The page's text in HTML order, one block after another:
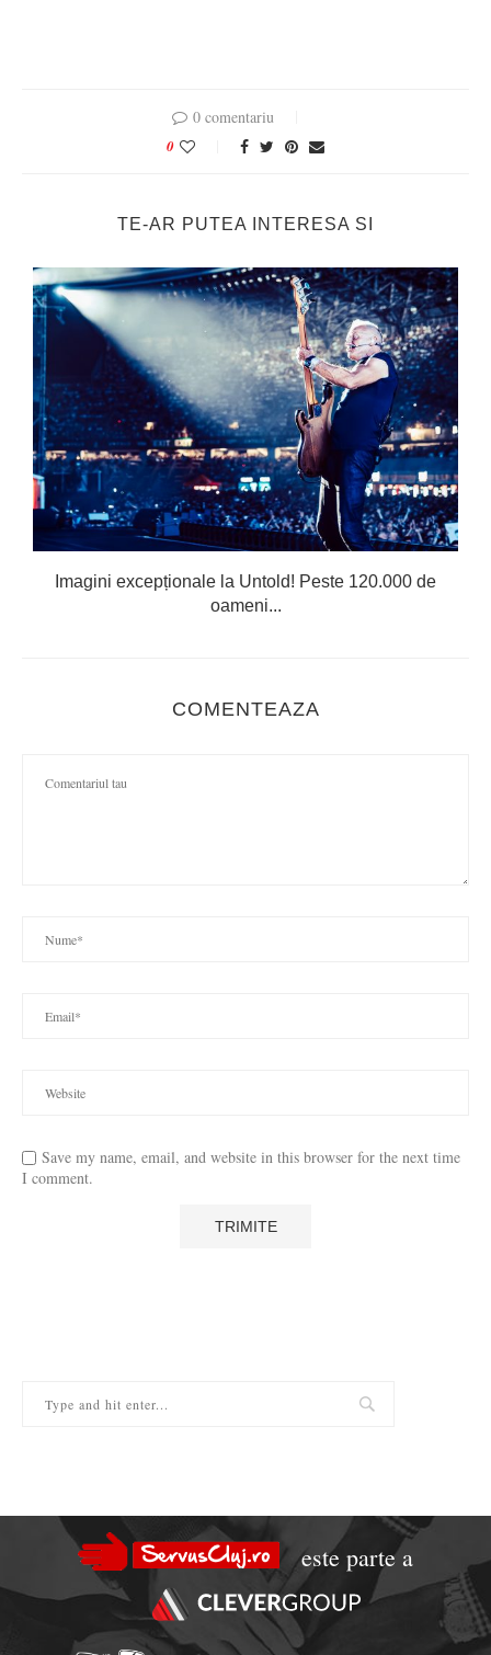
0 comentariu
0
TE-AR PUTEA INTERESA SI
Imagini excepționale la Untold! Peste 120.000 de
oameni...
COMENTEAZA
Save my name, email, and website in this browser for the next time
I comment.
este parte a